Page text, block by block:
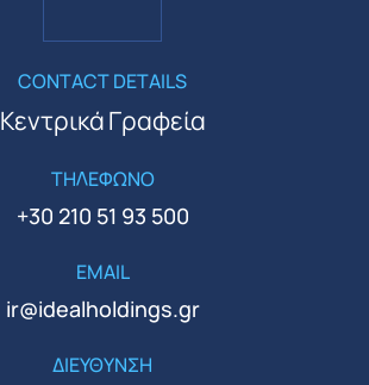
CONTACT DETAILS
Κεντρικά Γραφεία
ΤΗΛΕΦΩΝΟ
+30 210 51 93 500
EMAIL
ir@idealholdings.gr
ΔΙΕΥΘΥΝΣΗ